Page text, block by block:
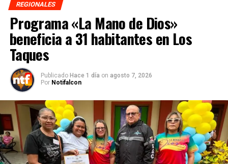
REGIONALES
Programa «La Mano de Dios»
beneficia a 31 habitantes en Los
Taques
Publicado Hace 1 día on agosto 7, 2026
Por Notifalcon